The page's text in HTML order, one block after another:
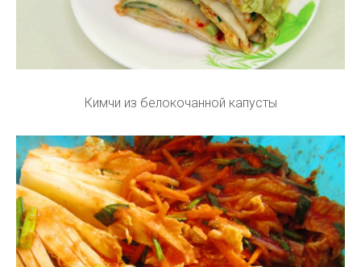
Кимчи из белокочанной капусты